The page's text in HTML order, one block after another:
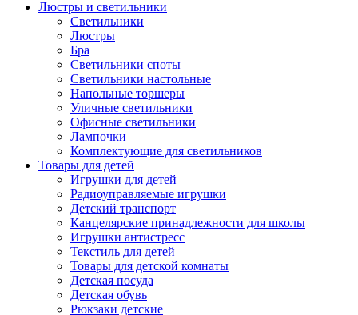
Люстры и светильники
Светильники
Люстры
Бра
Светильники споты
Светильники настольные
Напольные торшеры
Уличные светильники
Офисные светильники
Лампочки
Комплектующие для светильников
Товары для детей
Игрушки для детей
Радиоуправляемые игрушки
Детский транспорт
Канцелярские принадлежности для школы
Игрушки антистресс
Текстиль для детей
Товары для детской комнаты
Детская посуда
Детская обувь
Рюкзаки детские